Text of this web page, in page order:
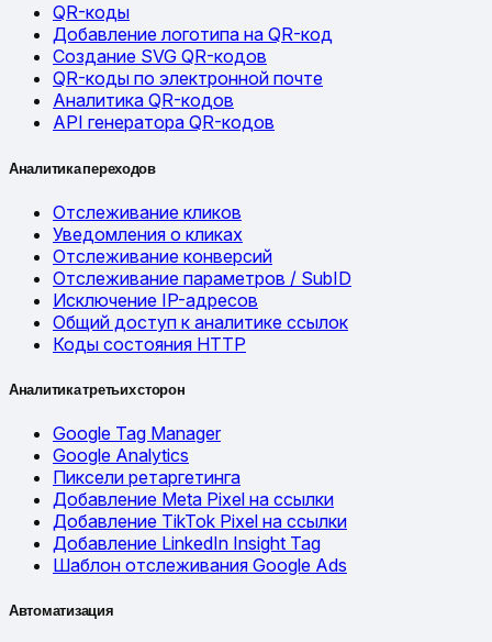
QR-коды
Добавление логотипа на QR-код
Создание SVG QR-кодов
QR-коды по электронной почте
Аналитика QR-кодов
API генератора QR-кодов
Аналитика переходов
Отслеживание кликов
Уведомления о кликах
Отслеживание конверсий
Отслеживание параметров / SubID
Исключение IP-адресов
Общий доступ к аналитике ссылок
Коды состояния HTTP
Аналитика третьих сторон
Google Tag Manager
Google Analytics
Пиксели ретаргетинга
Добавление Meta Pixel на ссылки
Добавление TikTok Pixel на ссылки
Добавление LinkedIn Insight Tag
Шаблон отслеживания Google Ads
Автоматизация